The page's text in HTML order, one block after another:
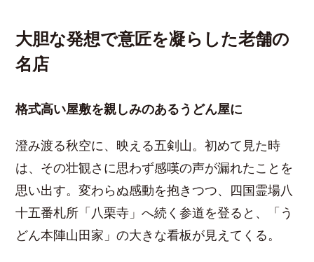
大胆な発想で意匠を凝らした老舗の
名店
格式高い屋敷を親しみのあるうどん屋に
澄み渡る秋空に、映える五剣山。初めて見た時
は、その壮観さに思わず感嘆の声が漏れたことを
思い出す。変わらぬ感動を抱きつつ、四国霊場八
十五番札所「八栗寺」へ続く参道を登ると、「う
どん本陣山田家」の大きな看板が見えてくる。